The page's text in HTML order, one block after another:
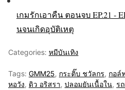
เกมรักเอาคืน ตอนจบ EP.21 -
นจนเกิดอุบัติเหตุ
Categories: หมีบันเทิง
Tags: GMM25, กระติ๊บ ชวัลกร, กอล์
หอวัง, ดิว อริสรา, ปลอมยันเนื้อใน, ร